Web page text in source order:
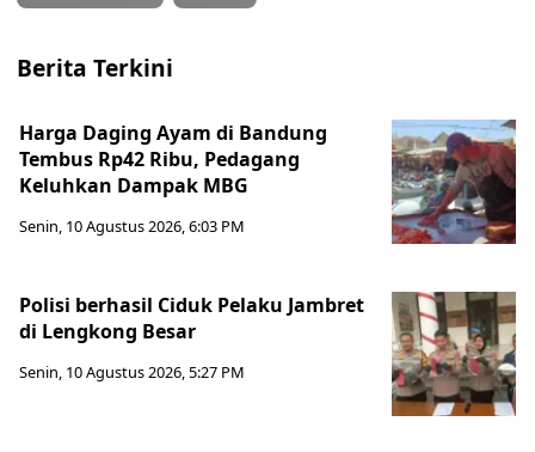
Berita Terkini
Harga Daging Ayam di Bandung
Tembus Rp42 Ribu, Pedagang
Keluhkan Dampak MBG
Senin, 10 Agustus 2026, 6:03 PM
Polisi berhasil Ciduk Pelaku Jambret
di Lengkong Besar
Senin, 10 Agustus 2026, 5:27 PM